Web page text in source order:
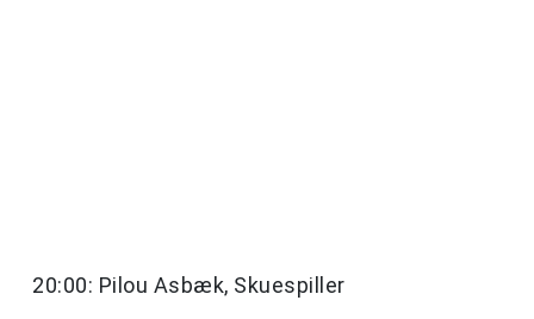
20:00: Pilou Asbæk, Skuespiller